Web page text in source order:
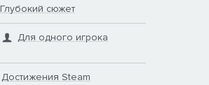
Глубокий сюжет
Для одного игрока
Достижения Steam